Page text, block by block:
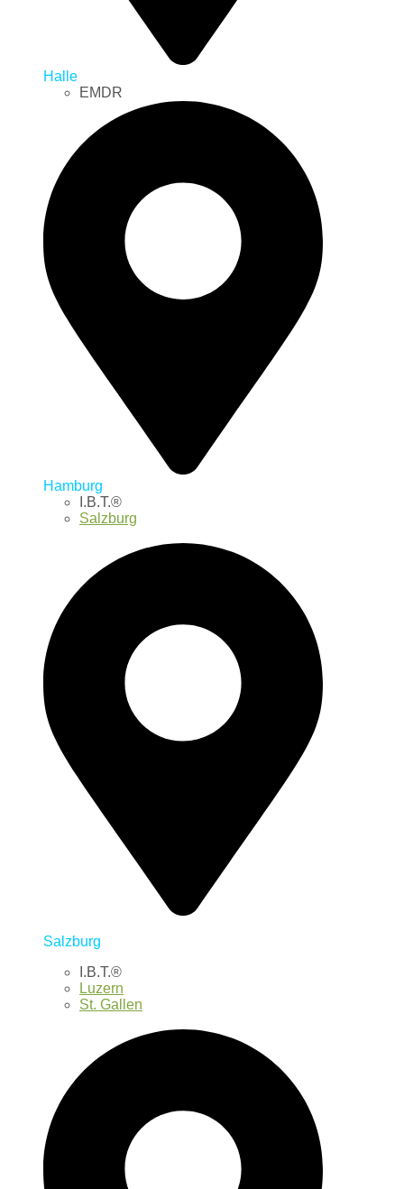
Halle
EMDR
Hamburg
I.B.T.®
Salzburg
Salzburg
I.B.T.®
Luzern
St. Gallen